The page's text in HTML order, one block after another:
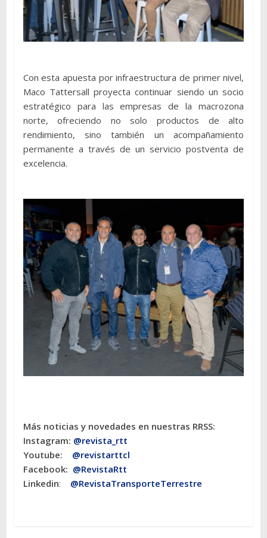
Con esta apuesta por infraestructura de primer nivel,
Maco Tattersall proyecta continuar siendo un socio
estratégico para las empresas de la macrozona
norte, ofreciendo no solo productos de alto
rendimiento, sino también un acompañamiento
permanente a través de un servicio postventa de
excelencia.
Más noticias y novedades en nuestras RRSS:
Instagram: @revista_rtt
Youtube: @revistarttcl
Facebook: @RevistaRtt
Linkedin: @RevistaTransporteTerrestre